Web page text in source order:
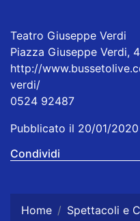
Teatro Giuseppe Verdi
Piazza Giuseppe Verdi,
http://
verdi/
0524 92487
Pubblicato il 20/01/2020
Condividi
Home
Spettacoli e